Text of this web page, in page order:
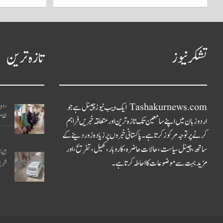
تشکر نیوز
Tashakurnews.com ایک ویب نیوز چینل ہے جو
اردو زبان میں اپنے سامعین تک تازہ ترین اور متعلقہ خبریں فراہم
کرنے پر توجہ مرکوز کرتا ہے۔ پاکستانی خبروں پر زیادہ زور دینے کے
ساتھ، چینل سیاست، حالات حاضرہ، کاروبار، کھیل، تفریح، اور
مزید بہت سے موضوعات کا احاطہ کرتا ہے۔
تازہ ترین